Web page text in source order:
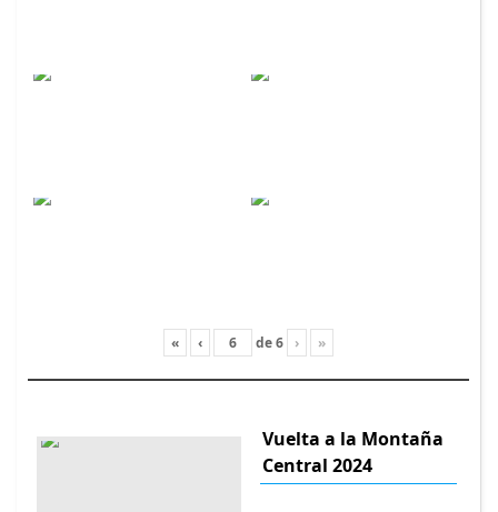
« ‹ de6 › »
Vuelta a la Montaña
Central 2024